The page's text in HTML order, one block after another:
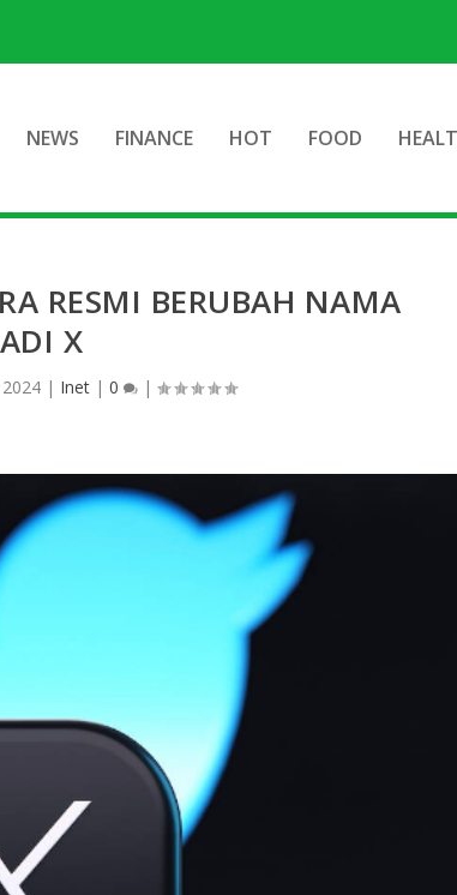
NEWS FINANCE HOT FOOD
RESMI BERUBAH NAMA
X
| Inet| 0 |